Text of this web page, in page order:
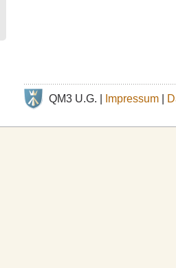
QM3 U.G. | Impressum